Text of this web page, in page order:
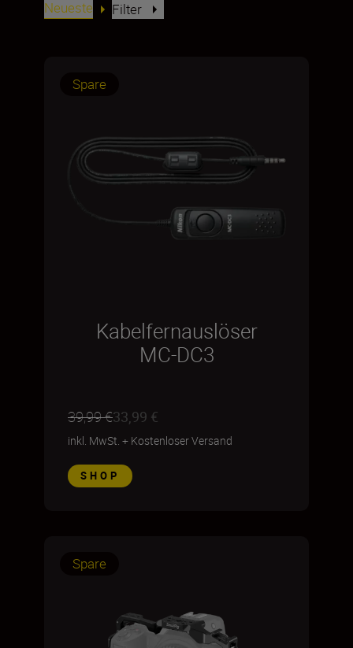
Neueste Filter
Spare
Kabelfernauslöser
MC-DC3
39,99 €33,99 €
inkl. MwSt. + Kostenloser Versand
SHOP
Spare